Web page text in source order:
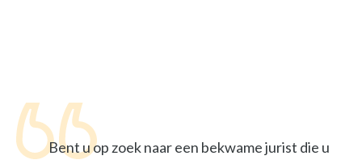
Bent u op zoek naar een bekwame jurist die u